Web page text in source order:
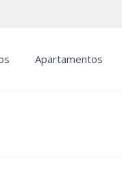
Apartamentos